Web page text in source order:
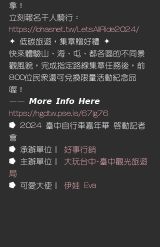
拿！
立刻報名千人騎行：
https://lohasnet.tw/LetsAllRide2024/
✦ 低碳旅遊，集章贈好禮 ✦
快來體驗山、海、屯、都各區的不同景
觀風貌，完成指定路線集章任務後，前
800位民眾還可兌換限量活動紀念品
喔！
—— 𝙈𝙤𝙧𝙚 𝙄𝙣𝙛𝙤 𝙃𝙚𝙧𝙚
https://hgdtw.pse.is/67lg76
⭓ 2024 臺中自行車嘉年華 啟動記者
會
⭓ 承辦單位｜ 好事行銷
⭓ 主辦單位｜ 大玩台中-臺中觀光旅遊
局
⭓ 可愛大使｜ 伊娃 Eva